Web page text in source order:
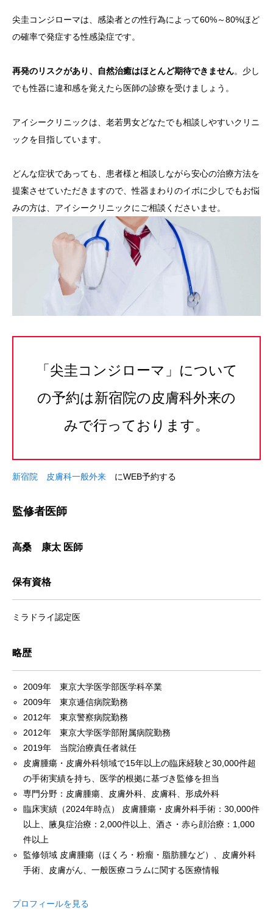
尖圭コンジローマは、感染者との性行為によって60%～80%ほど
の確率で発症する性感染症です。
再発のリスクがあり、自然治癒はほとんど期待できません。少し
でも性器に違和感を覚えたら医師の診療を受けましょう。
アイシークリニックは、老若男女どなたでも相談しやすいクリニ
ックを目指しています。
どんな症状であっても、患者様と相談しながら安心の治療方法を
提案させていただきますので、性器まわりのイボに少しでもお悩
みの方は、アイシークリニックにご相談くださいませ。
「尖圭コンジローマ」について
の予約は新宿院の皮膚科外来の
みで行っております。
新宿院 皮膚科一般外来 にWEB予約する
監修者医師
高桑 康太 医師
保有資格
ミラドライ認定医
略歴
2009年 東京大学医学部医学科卒業
2009年 東京逓信病院勤務
2012年 東京警察病院勤務
2012年 東京大学医学部附属病院勤務
2019年 当院治療責任者就任
皮膚腫瘍・皮膚外科領域で15年以上の臨床経験と30,000件超
の手術実績を持ち、医学的根拠に基づき監修を担当
専門分野：皮膚腫瘍、皮膚外科、皮膚科、形成外科
臨床実績（2024年時点） 皮膚腫瘍・皮膚外科手術：30,000件
以上、腋臭症治療：2,000件以上、酒さ・赤ら顔治療：1,000
件以上
監修領域 皮膚腫瘍（ほくろ・粉瘤・脂肪腫など）、皮膚外科
手術、皮膚がん、一般医療コラムに関する医療情報
プロフィールを見る